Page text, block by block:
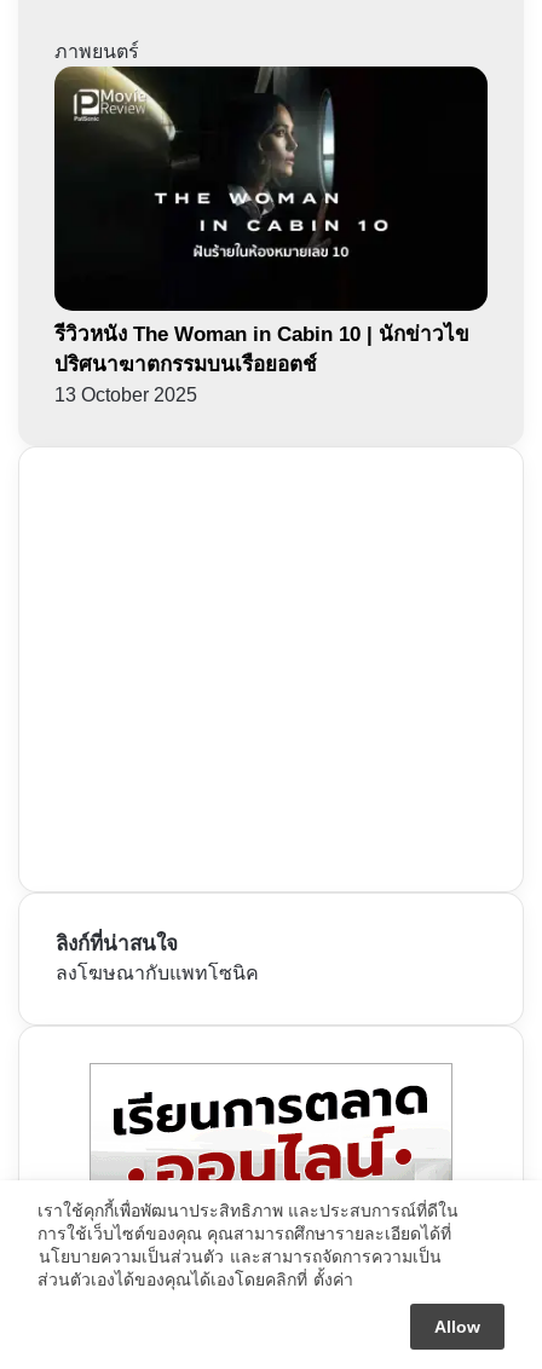
ภาพยนตร์
รีวิวหนัง The Woman in Cabin 10 | นักข่าวไข
ปริศนาฆาตกรรมบนเรือยอตช์
13 October 2025
ลิงก์ที่น่าสนใจ
ลงโฆษณากับแพทโซนิค
เราใช้คุกกี้เพื่อพัฒนาประสิทธิภาพ และประสบการณ์ที่ดีใน
การใช้เว็บไซต์ของคุณ คุณสามารถศึกษารายละเอียดได้ที่
นโยบายความเป็นส่วนตัว และสามารถจัดการความเป็น
ส่วนตัวเองได้ของคุณได้เองโดยคลิกที่ ตั้งค่า
Allow